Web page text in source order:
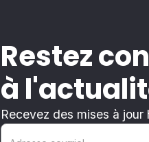
Restez
à
Recevez des mises à